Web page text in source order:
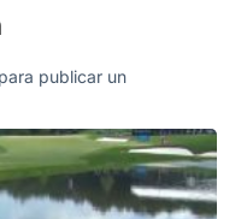
para publicar un